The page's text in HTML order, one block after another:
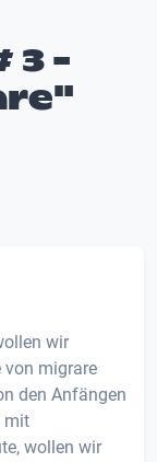
3 -
wir
von migrare
den Anfängen
mit
wollen wir